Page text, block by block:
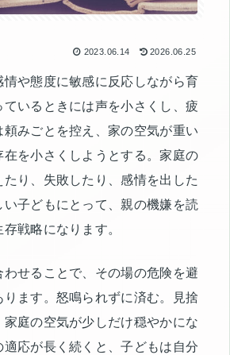
2023.06.14 2026.06.25
や態度に敏感に反応しながら育
ているときには声を小さくし、疲
頼みごとを控え、家の空気が重い
在を小さくしようとする。家庭の
り、失敗したり、感情を出した
い子どもにとって、親の機嫌を読
戦略になります。
せることで、その場の危険を避
ります。怒鳴られずに済む。見捨
家庭の空気が少しだけ穏やかにな
適応が長く続くと、子どもは自分